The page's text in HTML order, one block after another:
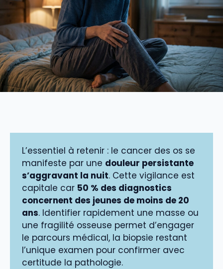
L’essentiel à retenir : le cancer des os se
manifeste par une douleur persistante
s’aggravant la nuit. Cette vigilance est
capitale car 50 % des diagnostics
concernent des jeunes de moins de 20
ans. Identifier rapidement une masse ou
une fragilité osseuse permet d’engager
le parcours médical, la biopsie restant
l’unique examen pour confirmer avec
certitude la pathologie.